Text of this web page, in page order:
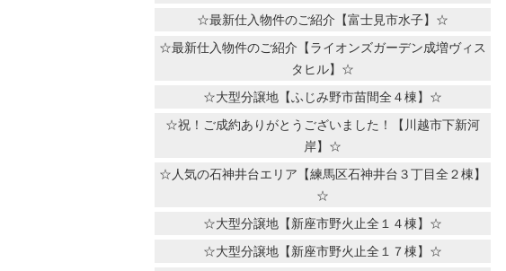
☆最新仕入物件のご紹介【富士見市水子】☆
☆最新仕入物件のご紹介【ライオンズガーデン成増ヴィス
タヒル】☆
☆大型分譲地【ふじみ野市苗間全４棟】☆
☆祝！ご成約ありがとうございました！【川越市下新河
岸】☆
☆人気の石神井台エリア【練馬区石神井台３丁目全２棟】
☆
☆大型分譲地【新座市野火止全１４棟】☆
☆大型分譲地【新座市野火止全１７棟】☆